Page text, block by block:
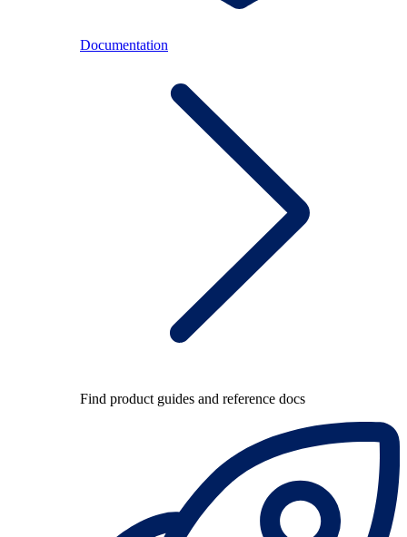
Documentation
Find product guides and reference docs